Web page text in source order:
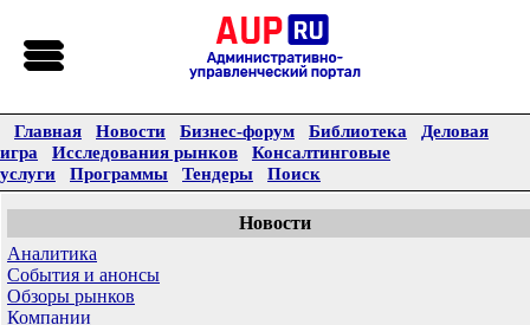
Главная Новости Бизнес-форум Библиотека
Деловая
игра
Исследования рынков
Консалтинговые
услуги
Программы Тендеры Поиск
Новости
Аналитика
События и анонсы
Обзоры рынков
Компании